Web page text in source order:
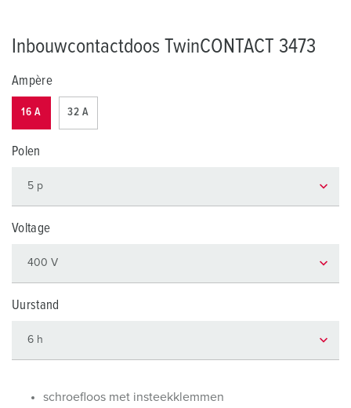
Inbouwcontactdoos TwinCONTACT 3473
Ampère
16 A 32 A
Polen
Voltage
Uurstand
schroefloos met insteekklemmen